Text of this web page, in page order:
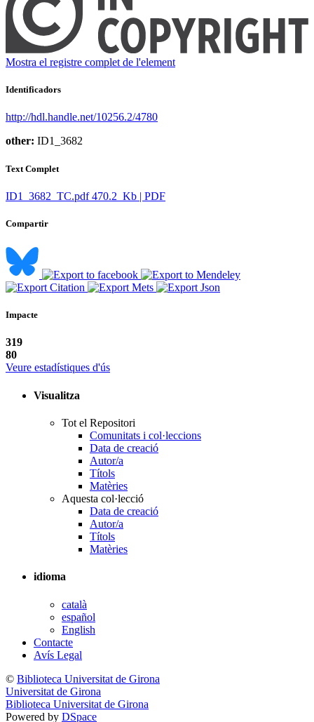
Mostra el registre complet de l'element
Identificadors
http://hdl.handle.net/10256.2/4780
other: ID1_3682
Text Complet
ID1_3682_TC.pdf 470.2 Kb | PDF
Compartir
Impacte
319
80
Veure estadístiques d'ús
Visualitza
Tot el Repositori
Comunitats i col·leccions
Data de creació
Autor/a
Títols
Matèries
Aquesta col·lecció
Data de creació
Autor/a
Títols
Matèries
idioma
català
español
English
Contacte
Avís Legal
© Biblioteca Universitat de Girona
Universitat de Girona
Biblioteca Universitat de Girona
Powered by DSpace